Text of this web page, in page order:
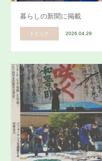
暮らしの新聞に掲載
トピック 2026.04.29